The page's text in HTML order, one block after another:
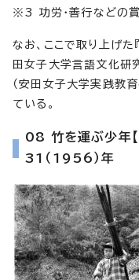
※3 功労・善行などの賞
なお、ここで取り上げた
田女子大学言語文化
（安田女子大学実践教
ている。
08 竹を運ぶ少年
31（1956）年